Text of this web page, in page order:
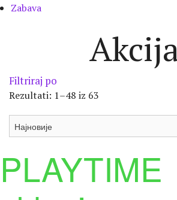
Zabava
Filtriraj po
Rezultati: 1–48 iz 63
PLAYTIME